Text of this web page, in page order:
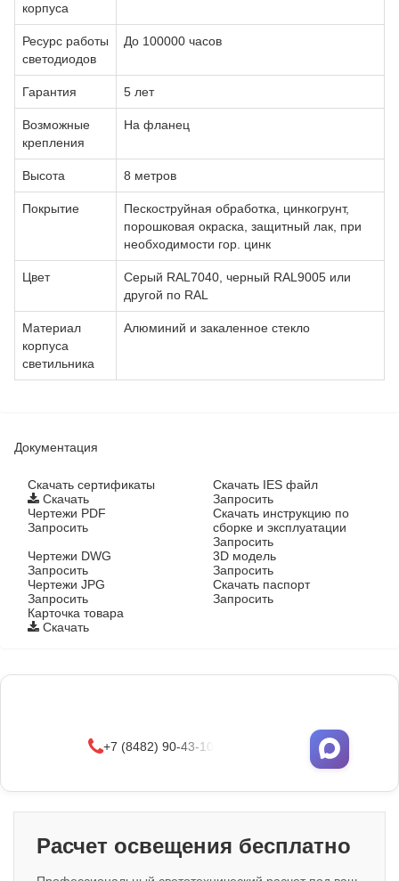
корпуса
Ресурс работы
светодиодов
До 100000 часов
Гарантия 5 лет
Возможные
крепления
На фланец
Высота 8 метров
Покрытие
Пескоструйная обработка, цинкогрунт,
порошковая окраска, защитный лак, при
необходимости гор. цинк
Цвет
Серый RAL7040, черный RAL9005 или
другой по RAL
Материал
корпуса
светильника
Алюминий и закаленное стекло
Документация
Cкачать сертификаты
Скачать
Скачать IES файл
Запросить
Чертежи PDF
Запросить
Скачать инструкцию по
сборке и эксплуатации
Запросить
Чертежи DWG
Запросить
3D модель
Запросить
Чертежи JPG
Запросить
Скачать паспорт
Запросить
Карточка товара
Скачать
+7 (8482) 90-43-10
Расчет освещения бесплатно